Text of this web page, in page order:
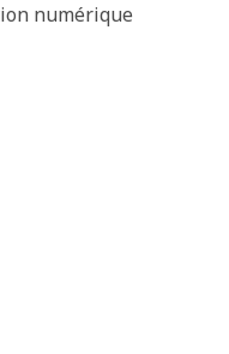
numérique